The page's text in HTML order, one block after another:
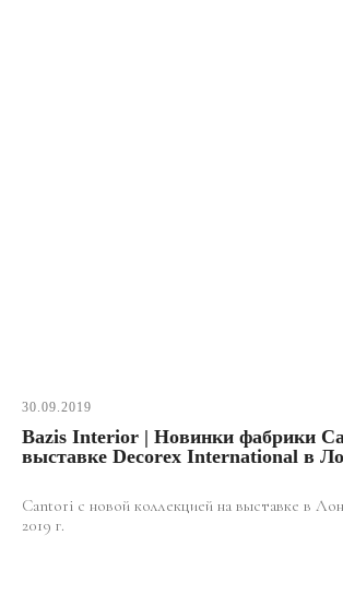
30.09.2019
Bazis Interior | Новинки фабрики
выставке Decorex International в
Cantori с новой коллекцией на выставке в
2019 г.